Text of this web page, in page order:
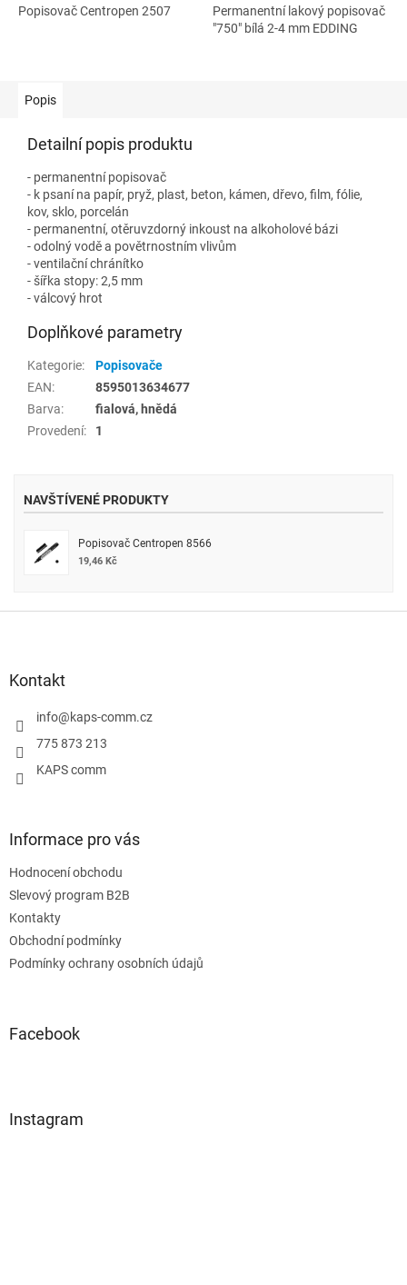
Popisovač Centropen 2507
Permanentní lakový popisovač
"750" bílá 2-4 mm EDDING
Popis
Detailní popis produktu
- permanentní popisovač
- k psaní na papír, pryž, plast, beton, kámen, dřevo, film, fólie,
kov, sklo, porcelán
- permanentní, otěruvzdorný inkoust na alkoholové bázi
- odolný vodě a povětrnostním vlivům
- ventilační chránítko
- šířka stopy: 2,5 mm
- válcový hrot
Doplňkové parametry
Kategorie:
Popisovače
EAN:
8595013634677
Barva:
fialová, hnědá
Provedení: 1
NAVŠTÍVENÉ PRODUKTY
Popisovač Centropen 8566
19,46 Kč
Kontakt
info@kaps-comm.cz
775 873 213
KAPS comm
Informace pro vás
Hodnocení obchodu
Slevový program B2B
Kontakty
Obchodní podmínky
Podmínky ochrany osobních údajů
Facebook
Instagram